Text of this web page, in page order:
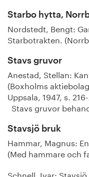
Starbo hytta,
Nordstedt, Bengt:
Starbotrakten.
Stavs gruvor
Anestad, Stellan:
(Boxholms
Uppsala, 1947, s.
Stavs gruvor
Stavsjö bruk
Hammar, Magnus:
(Med hammare och
Schnell, Ivar: